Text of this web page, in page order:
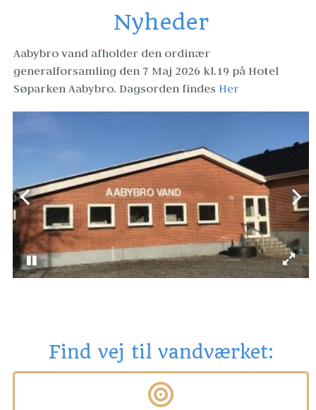
Nyheder
Aabybro vand afholder den ordinær
generalforsamling den 7 Maj 2026 kl.19 på Hotel
Søparken Aabybro. Dagsorden findes Her
Find vej til vandværket: